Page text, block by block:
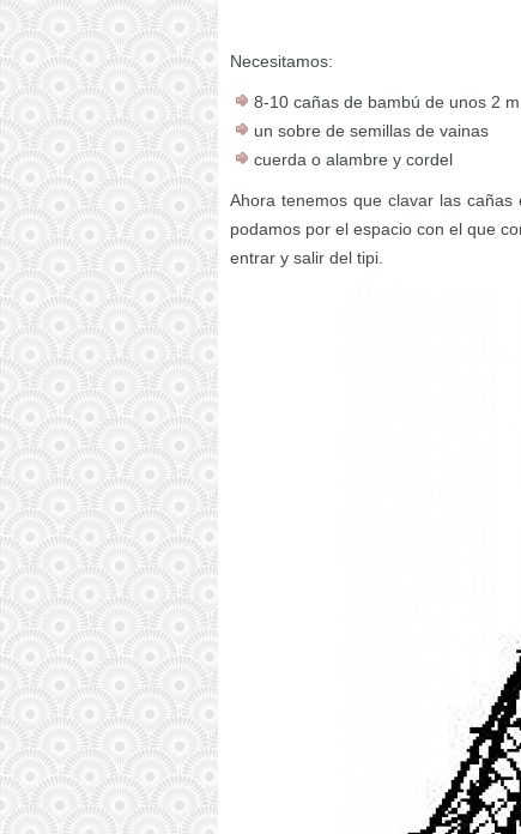
Necesitamos:
8-10 cañas de bambú de unos 2
un sobre de semillas de vainas
cuerda o alambre y cordel
Ahora tenemos que clavar las
podamos por el espacio con el que
entrar y salir del tipi.